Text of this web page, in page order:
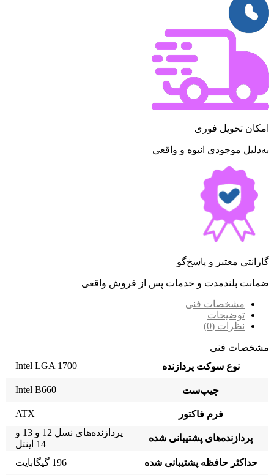
امکان تحویل فوری
به‌دلیل موجودی انبوه و واقعی
گارانتی معتبر و پاسخ‌گو
ضمانت بلندمدت و خدمات پس از فروش واقعی
مشخصات فنی
توضیحات
نظرات (0)
مشخصات فنی
نوع سوکت پردازنده
Intel LGA 1700
چیپ‌ست Intel B660
فرم فاکتور ATX
پردازنده‌های پشتیبانی شده
پردازنده‌های نسل 12 و 13 و
14 اینتل
حداکثر حافظه پشتیبانی شده
196 گیگابایت